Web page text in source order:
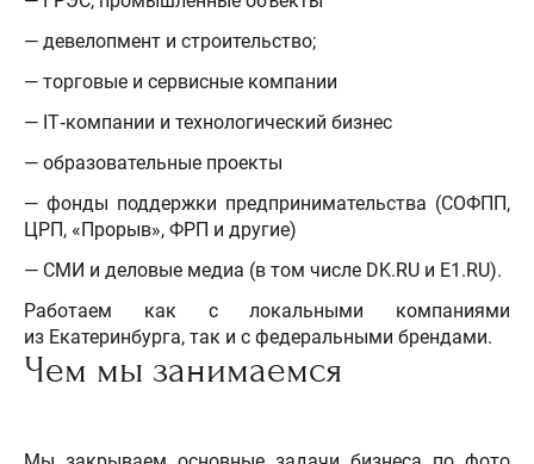
— девелопмент и строительство;
— торговые и сервисные компании
— IT‑компании и технологический бизнес
— образовательные проекты
— фонды поддержки предпринимательства (СОФПП,
ЦРП, «Прорыв», ФРП и другие)
— СМИ и деловые медиа (в том числе DK.RU и E1.RU).
Работаем как с локальными компаниями
из Екатеринбурга, так и с федеральными брендами.​
Чем мы занимаемся